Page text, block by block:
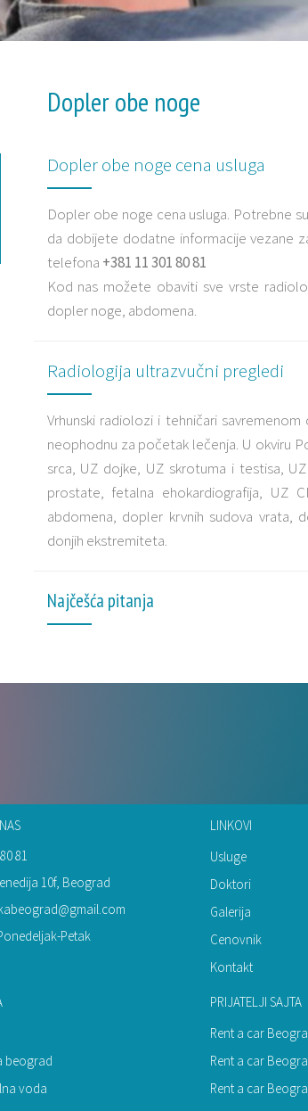
Dopler obe noge
Dopler obe noge cena usluga
Dopler obe noge cena usluga. Potrebne
da dobijete dodatne informacije vezane
telefona +381 11 301 80 81
Kod nas možete obaviti sve vrste
dopler noge, abdomena.
Radiologija ultrazvučni pregledi
Vrhunski radiolozi i tehničari
neophodnu za početak lečenja. U okviru
srca, UZ dojke, UZ skrotuma i testisa,
prostate, fetalna ehokardiografija, UZ
abdomena, dopler krvnih sudova vrata,
donjih ekstremiteta.
Najčešća pitanja
81
10f, Beograd
Petak
LINKOVI
Usluge
Doktori
Galerija
Cenovnik
Kontakt
beograd
voda
PRIJATELJI SAJTA
Rent a car
Rent a car
Rent a car